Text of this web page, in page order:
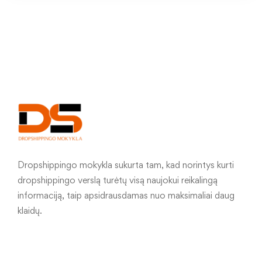
Dropshippingo mokykla sukurta tam, kad norintys kurti
dropshippingo verslą turėtų visą naujokui reikalingą
informaciją, taip apsidrausdamas nuo maksimaliai daug
klaidų.